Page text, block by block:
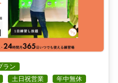
ラン
土日祝営業
年中無休